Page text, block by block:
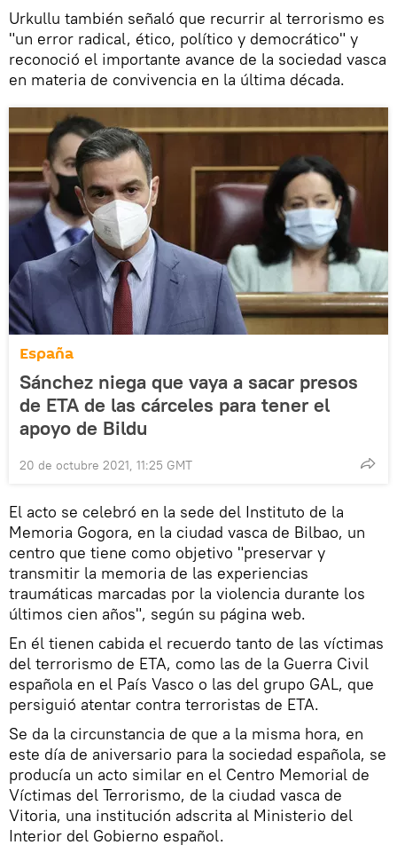
Urkullu también señaló que recurrir al terrorismo es
"un error radical, ético, político y democrático" y
reconoció el importante avance de la sociedad vasca
en materia de convivencia en la última década.
España
Sánchez niega que vaya a sacar presos
de ETA de las cárceles para tener el
apoyo de Bildu
20 de octubre 2021, 11:25 GMT
El acto se celebró en la sede del Instituto de la
Memoria Gogora, en la ciudad vasca de Bilbao, un
centro que tiene como objetivo "preservar y
transmitir la memoria de las experiencias
traumáticas marcadas por la violencia durante los
últimos cien años", según su página web.
En él tienen cabida el recuerdo tanto de las víctimas
del terrorismo de ETA, como las de la Guerra Civil
española en el País Vasco o las del grupo GAL, que
persiguió atentar contra terroristas de ETA.
Se da la circunstancia de que a la misma hora, en
este día de aniversario para la sociedad española, se
producía un acto similar en el Centro Memorial de
Víctimas del Terrorismo, de la ciudad vasca de
Vitoria, una institución adscrita al Ministerio del
Interior del Gobierno español.